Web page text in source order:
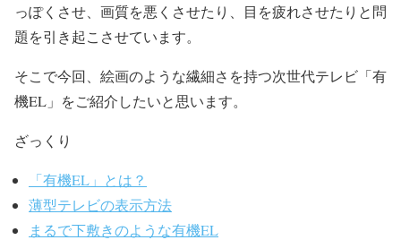
っぽくさせ、画質を悪くさせたり、目を疲れさせたりと問
題を引き起こさせています。
そこで今回、絵画のような繊細さを持つ次世代テレビ「有
機EL」をご紹介したいと思います。
ざっくり
「有機EL」とは？
薄型テレビの表示方法
まるで下敷きのような有機EL